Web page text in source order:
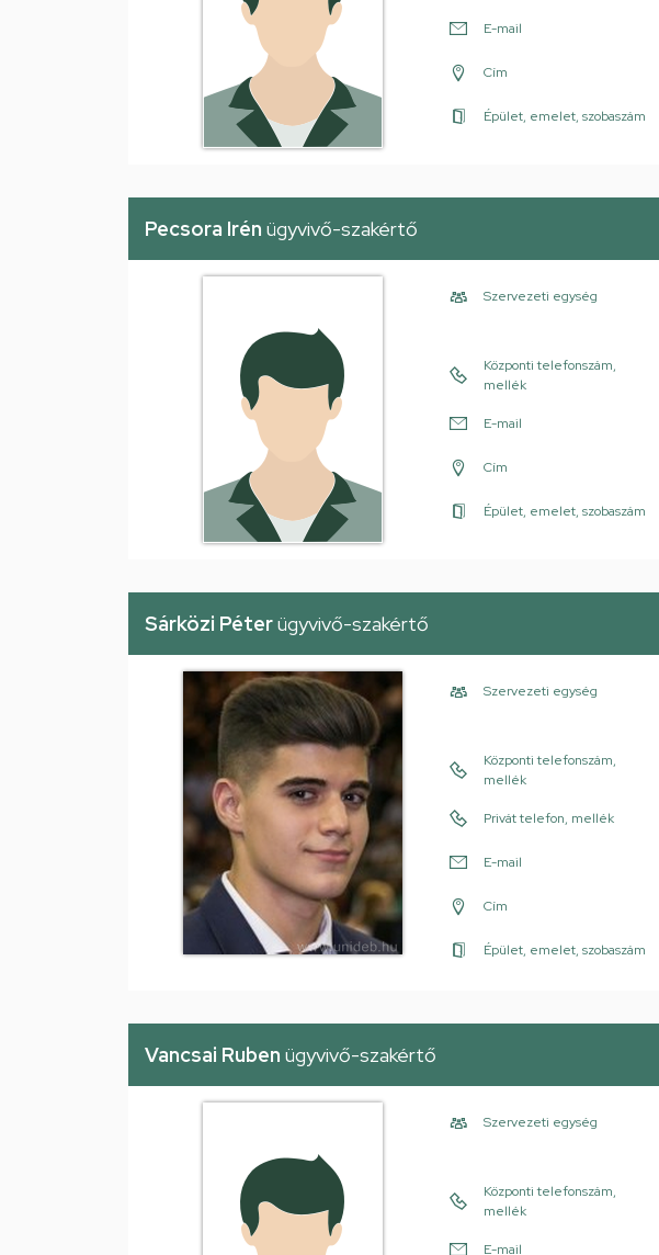
E-mail
Cím
Épület, emelet, szobaszám
Pecsora Irén ügyvivő-szakértő
Szervezeti egység
Központi telefonszám,
mellék
E-mail
Cím
Épület, emelet, szobaszám
Sárközi Péterügyvivő-szakértő
Szervezeti egység
Központi telefonszám,
mellék
Privát telefon, mellék
E-mail
Cím
Épület, emelet, szobaszám
Vancsai Ruben ügyvivő-szakértő
Szervezeti egység
Központi telefonszám,
mellék
E-mail